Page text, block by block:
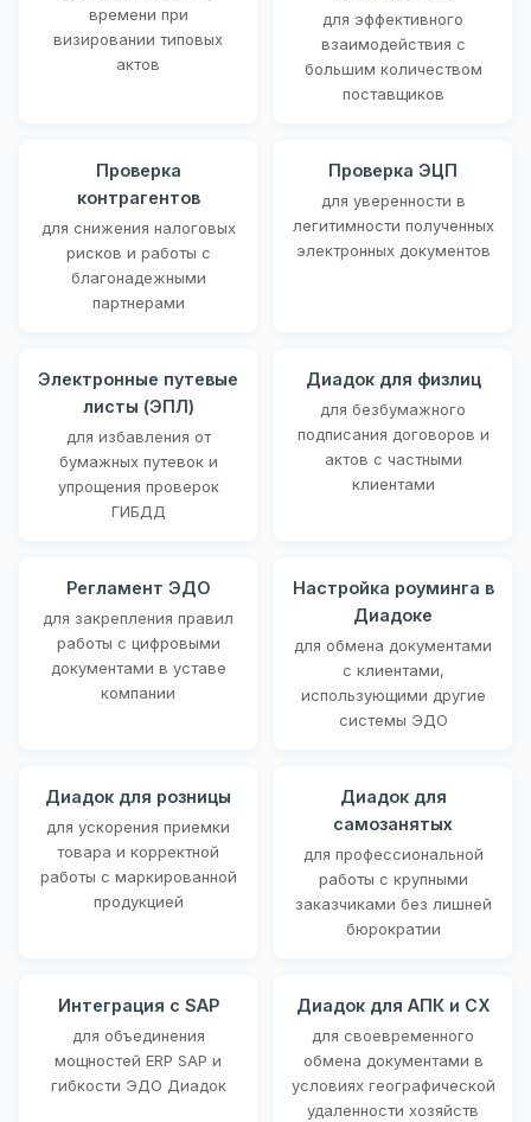
времени при
визировании типовых
актов
для эффективного
взаимодействия с
большим количеством
поставщиков
Проверка
контрагентов
для снижения налоговых
рисков и работы с
благонадежными
партнерами
Проверка ЭЦП
для уверенности в
легитимности полученных
электронных документов
Электронные путевые
листы (ЭПЛ)
для избавления от
бумажных путевок и
упрощения проверок
ГИБДД
Диадок для физлиц
для безбумажного
подписания договоров и
актов с частными
клиентами
Регламент ЭДО
для закрепления правил
работы с цифровыми
документами в уставе
компании
Настройка роуминга в
Диадоке
для обмена документами
с клиентами,
использующими другие
системы ЭДО
Диадок для розницы
для ускорения приемки
товара и корректной
работы с маркированной
продукцией
Диадок для
самозанятых
для профессиональной
работы с крупными
заказчиками без лишней
бюрократии
Интеграция с SAP
для объединения
мощностей ERP SAP и
гибкости ЭДО Диадок
Диадок для АПК и СХ
для своевременного
обмена документами в
условиях географической
удаленности хозяйств